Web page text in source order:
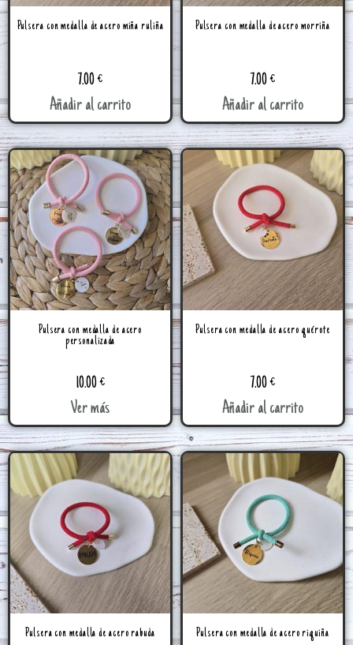
Pulsera con medalla de acero miña ruliña
7.00€
Añadir al carrito
Pulsera con medalla de acero morriña
7.00€
Añadir al carrito
Pulsera con medalla de acero
personalizada
10.00€
Ver más
Pulsera con medalla de acero quérote
7.00€
Añadir al carrito
Pulsera con medalla de acero rabuda Pulsera con medalla de acero riquiña